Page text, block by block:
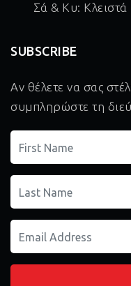
Σά & Κυ: Κλειστά
SUBSCRIBE
Αν θέλετε να σας
συμπληρώστε τη